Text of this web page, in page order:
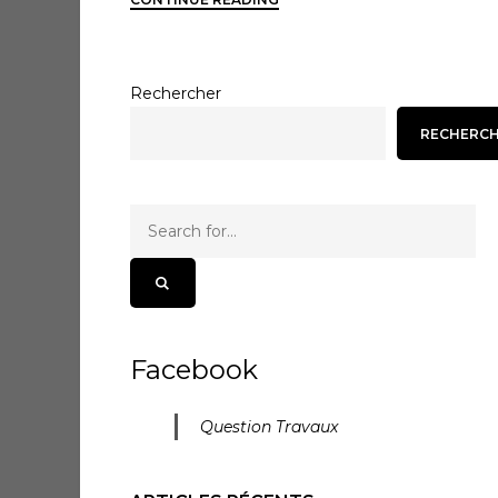
Rechercher
Facebook
Question Travaux